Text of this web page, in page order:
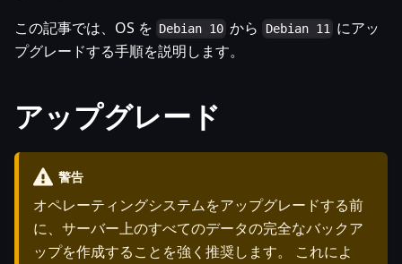
この記事では、OS を Debian 10 から Debian 11 にアッ
プグレードする手順を説明します。
アップグレード
警告
オペレーティングシステムをアップグレードする前
に、サーバー上のすべてのデータの完全なバックア
ップを作成することを強く推奨します。 これによ